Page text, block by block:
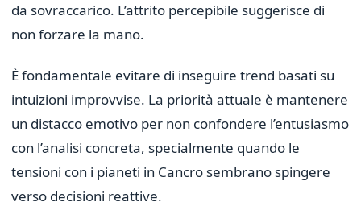
da sovraccarico. L’attrito percepibile suggerisce di
non forzare la mano.
È fondamentale evitare di inseguire trend basati su
intuizioni improvvise. La priorità attuale è mantenere
un distacco emotivo per non confondere l’entusiasmo
con l’analisi concreta, specialmente quando le
tensioni con i pianeti in Cancro sembrano spingere
verso decisioni reattive.